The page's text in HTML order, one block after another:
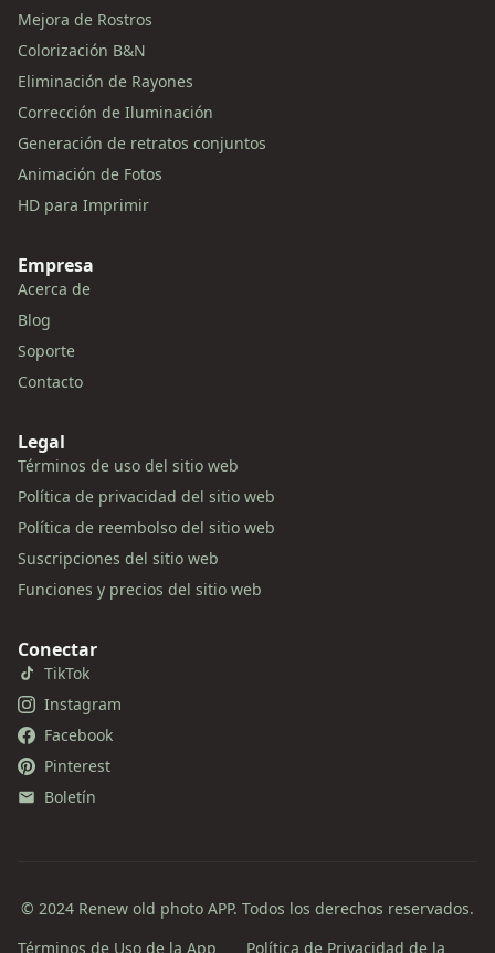
Mejora de Rostros
Colorización B&N
Eliminación de Rayones
Corrección de Iluminación
Generación de retratos conjuntos
Animación de Fotos
HD para Imprimir
Empresa
Acerca de
Blog
Soporte
Contacto
Legal
Términos de uso del sitio web
Política de privacidad del sitio web
Política de reembolso del sitio web
Suscripciones del sitio web
Funciones y precios del sitio web
Conectar
TikTok
Instagram
Facebook
Pinterest
Boletín
© 2024 Renew old photo APP. Todos los derechos reservados.
Términos de Uso de la App
Política de Privacidad de la